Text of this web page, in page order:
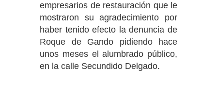
empresarios de restauración que le
mostraron su agradecimiento por
haber tenido efecto la denuncia de
Roque de Gando pidiendo hace
unos meses el alumbrado público,
en la calle Secundido Delgado.